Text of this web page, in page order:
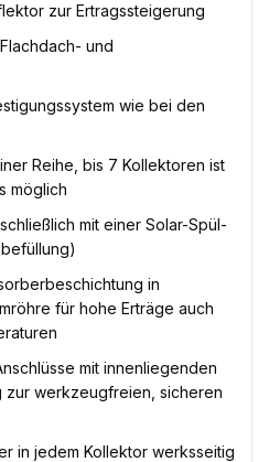
zur Ertragssteigerung
und
wie bei den
Reihe, bis 7 Kollektoren ist
möglich
mit einer Solar-Spül-
in
für hohe Erträge auch
mit innenliegenden
zur werkzeugfreien, sicheren
in jedem Kollektor werksseitig